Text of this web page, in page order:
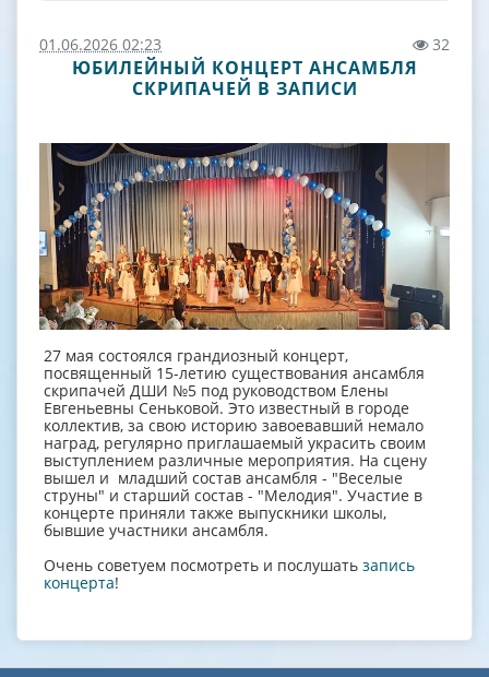
01.06.2026 02:23 32
ЮБИЛЕЙНЫЙ КОНЦЕРТ АНСАМБЛЯ
СКРИПАЧЕЙ В ЗАПИСИ
27 мая состоялся грандиозный концерт,
посвященный 15-летию существования ансамбля
скрипачей ДШИ №5 под руководством Елены
Евгеньевны Сеньковой. Это известный в городе
коллектив, за свою историю завоевавший немало
наград, регулярно приглашаемый украсить своим
выступлением различные мероприятия. На сцену
вышел и младший состав ансамбля - "Веселые
струны" и старший состав - "Мелодия". Участие в
концерте приняли также выпускники школы,
бывшие участники ансамбля.
Очень советуем посмотреть и послушать запись
концерта!